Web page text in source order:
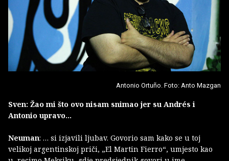
Antonio Ortuño. Foto: Anto Mazgan
Sven: Žao mi što ovo nisam snimao jer su Andrés i
Antonio upravo…
Neuman: … si izjavili ljubav. Govorio sam kako se u toj
velikoj argentinskoj priči, „El Martin Fierro“, umjesto kao